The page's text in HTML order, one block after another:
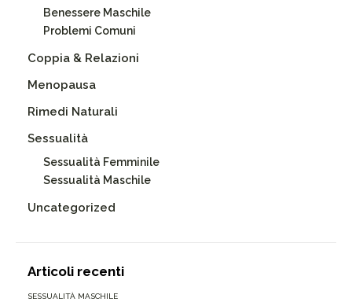
Benessere Maschile
Problemi Comuni
Coppia & Relazioni
Menopausa
Rimedi Naturali
Sessualità
Sessualità Femminile
Sessualità Maschile
Uncategorized
Articoli recenti
SESSUALITÀ MASCHILE